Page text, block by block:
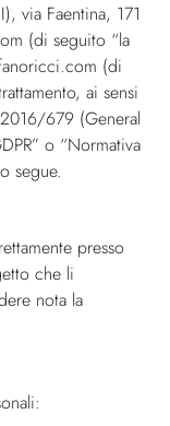
via Faentina, 171
(di seguito “la
(di
ai sensi
679 (General
o “Normativa
segue.
presso
che li
nota la